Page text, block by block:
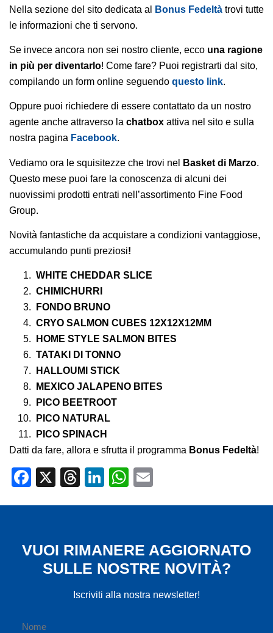
Nella sezione del sito dedicata al Bonus Fedeltà trovi tutte
le informazioni che ti servono.
Se invece ancora non sei nostro cliente, ecco una ragione
in più per diventarlo! Come fare? Puoi registrarti dal sito,
compilando un form online seguendo questo link.
Oppure puoi richiedere di essere contattato da un nostro
agente anche attraverso la chatbox attiva nel sito e sulla
nostra pagina Facebook.
Vediamo ora le squisitezze che trovi nel Basket di Marzo.
Questo mese puoi fare la conoscenza di alcuni dei
nuovissimi prodotti entrati nell’assortimento Fine Food
Group.
Novità fantastiche da acquistare a condizioni vantaggiose,
accumulando punti preziosi!
WHITE CHEDDAR SLICE
CHIMICHURRI
FONDO BRUNO
CRYO SALMON CUBES 12X12X12MM
HOME STYLE SALMON BITES
TATAKI DI TONNO
HALLOUMI STICK
MEXICO JALAPENO BITES
PICO BEETROOT
PICO NATURAL
PICO SPINACH
Datti da fare, allora e sfrutta il programma Bonus Fedeltà!
Facebook
X Threads
LinkedIn
WhatsApp
VUOI RIMANERE AGGIORNATO
SULLE NOSTRE NOVITÀ?
Iscriviti alla nostra newsletter!